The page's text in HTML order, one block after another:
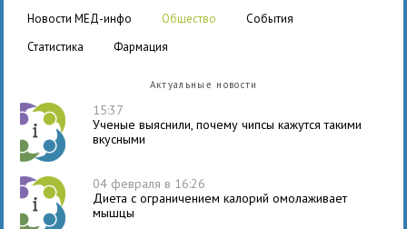
новости МЕД-инфо
общество
события
статистика
фармация
Актуальные новости
15:37
Ученые выяснили, почему чипсы кажутся такими
вкусными
04 февраля в 16:26
Диета с ограничением калорий омолаживает
мышцы